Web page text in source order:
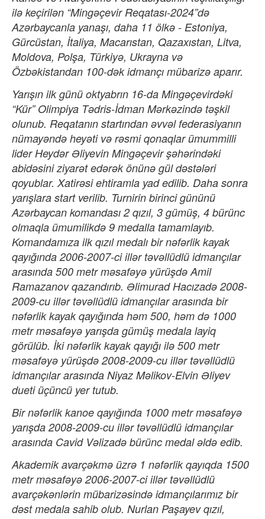
ilə keçirilən “Mingəçevir Reqatası-2024”də
Azərbaycanla yanaşı, daha 11 ölkə - Estoniya,
Gürcüstan, İtaliya, Macarıstan, Qazaxıstan, Litva,
Moldova, Polşa, Türkiyə, Ukrayna və
Özbəkistandan 100-dək idmançı mübarizə aparır.
Yarışın ilk günü oktyabrın 16-da Mingəçevirdəki
“Kür” Olimpiya Tədris-İdman Mərkəzində təşkil
olunub. Reqatanın startından əvvəl federasiyanın
nümayəndə heyəti və rəsmi qonaqlar ümummilli
lider Heydər Əliyevin Mingəçevir şəhərindəki
abidəsini ziyarət edərək önünə gül dəstələri
qoyublar. Xatirəsi ehtiramla yad edilib. Daha sonra
yarışlara start verilib. Turnirin birinci gününü
Azərbaycan komandası 2 qızıl, 3 gümüş, 4 bürünc
olmaqla ümumilikdə 9 medalla tamamlayıb.
Komandamıza ilk qızıl medalı bir nəfərlik kayak
qayığında 2006-2007-ci illər təvəllüdlü idmançılar
arasında 500 metr məsafəyə yürüşdə Amil
Ramazanov qazandırıb. Əlimurad Hacızadə 2008-
2009-cu illər təvəllüdlü idmançılar arasında bir
nəfərlik kayak qayığında həm 500, həm də 1000
metr məsafəyə yarışda gümüş medala layiq
görülüb. İki nəfərlik kayak qayığı ilə 500 metr
məsafəyə yürüşdə 2008-2009-cu illər təvəllüdlü
idmançılar arasında Niyaz Məlikov-Elvin Əliyev
dueti üçüncü yer tutub.
Bir nəfərlik kanoe qayığında 1000 metr məsafəyə
yarışda 2008-2009-cu illər təvəllüdlü idmançılar
arasında Cavid Vəlizadə bürünc medal əldə edib.
Akademik avarçəkmə üzrə 1 nəfərlik qayıqda 1500
metr məsafəyə 2006-2007-ci illər təvəllüdlü
avarçəkənlərin mübarizəsində idmançılarımız bir
dəst medala sahib olub. Nurlan Paşayev qızıl,